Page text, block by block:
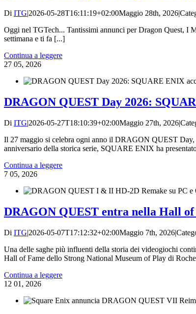
Di ITG|2026-05-28T16:11:19+02:00Maggio 28th, 2026|
Oggi nel TGTech... Tantissimi annunci per Dragon Quest,
settimana e ti fa [...]
Continua a leggere
27 05, 2026
DRAGON QUEST Day 2026:
Di ITG|2026-05-27T18:10:39+02:00Maggio 27th, 2026|
Il 27 maggio si celebra ogni anno il DRAGON QUEST Day,
anniversario della storica serie, SQUARE ENIX ha
Continua a leggere
7 05, 2026
DRAGON QUEST entra nella Hall
Di ITG|2026-05-07T17:12:32+02:00Maggio 7th, 2026|
Una delle saghe più influenti della storia dei videogiochi
Hall of Fame dello Strong National Museum of Play di
Continua a leggere
12 01, 2026